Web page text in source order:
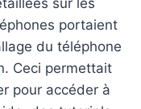
sur les
portaient
du téléphone
Ceci permettait
pour accéder à